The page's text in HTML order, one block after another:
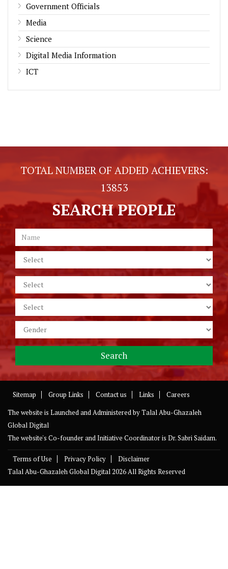
Government Officials
Media
Science
Digital Media Information
ICT
TOTAL NUMBER OF ADDED ACHIEVERS:
13853
SEARCH PEOPLE
Sitemap Group Links Contact us Links
Careers
The website is Launched and Administered byTalal Abu-Ghazaleh
Global Digital
The website's Co-founder and Initiative Coordinator is Dr. Sabri Saidam.
Terms of Use Privacy Policy
Disclaimer
Talal Abu-Ghazaleh Global Digital2026 All Rights Reserved